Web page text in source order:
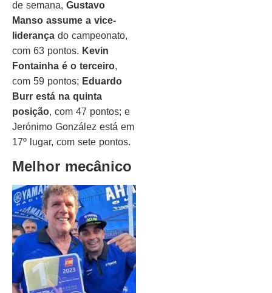
de semana, Gustavo
Manso assume a vice-
liderança do campeonato,
com 63 pontos. Kevin
Fontainha é o terceiro,
com 59 pontos; Eduardo
Burr está na quinta
posição, com 47 pontos; e
Jerónimo González está em
17º lugar, com sete pontos.
Melhor mecânico